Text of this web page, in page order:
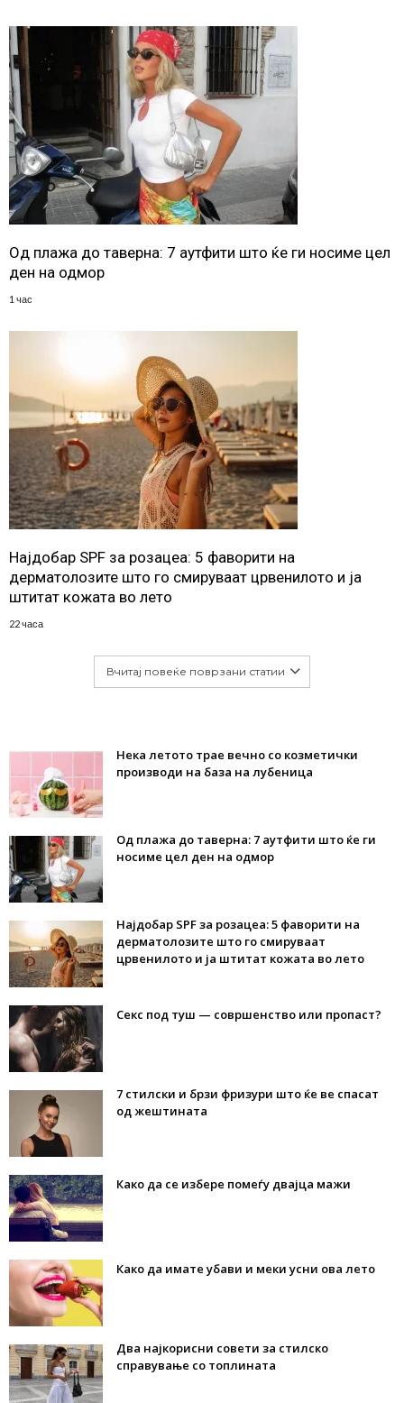
Од плажа до таверна: 7 аутфити што ќе ги носиме цел
ден на одмор
1 час
Најдобар SPF за розацеа: 5 фаворити на
дерматолозите што го смируваат црвенилото и ја
штитат кожата во лето
22 часа
Вчитај повеќе поврзани статии
Нека летото трае вечно со козметички
производи на база на лубеница
Од плажа до таверна: 7 аутфити што ќе ги
носиме цел ден на одмор
Најдобар SPF за розацеа: 5 фаворити на
дерматолозите што го смируваат
црвенилото и ја штитат кожата во лето
Секс под туш — совршенство или пропаст?
7 стилски и брзи фризури што ќе ве спасат
од жештината
Како да се избере помеѓу двајца мажи
Како да имате убави и меки усни ова лето
Два најкорисни совети за стилско
справување со топлината